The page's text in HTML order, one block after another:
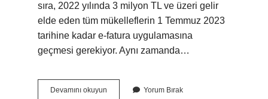
sıra, 2022 yılında 3 milyon TL ve üzeri gelir
elde eden tüm mükelleflerin 1 Temmuz 2023
tarihine kadar e-fatura uygulamasına
geçmesi gerekiyor. Aynı zamanda…
Devamını okuyun Yorum Bırak